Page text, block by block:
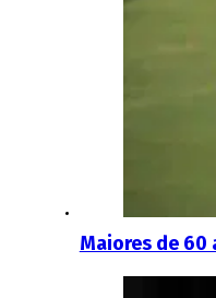
Maiores de